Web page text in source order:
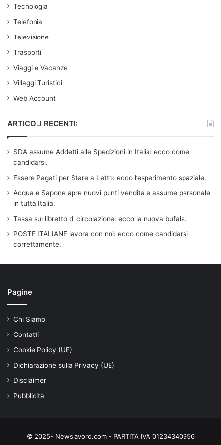
Tecnologia
Telefonia
Televisione
Trasporti
Viaggi e Vacanze
Villaggi Turistici
Web Account
ARTICOLI RECENTI:
SDA assume Addetti alle Spedizioni in Italia: ecco come
candidarsi.
Essere Pagati per Stare a Letto: ecco l’esperimento spaziale.
Acqua e Sapone apre nuovi punti vendita e assume personale
in tutta Italia.
Tassa sul libretto di circolazione: ecco la nuova bufala.
POSTE ITALIANE lavora con noi: ecco come candidarsi
correttamente.
Pagine
Chi Siamo
Contatti
Cookie Policy (UE)
Dichiarazione sulla Privacy (UE)
Disclaimer
Pubblicità
© 2025- Newslavoro.com - PARTITA IVA 01234340956